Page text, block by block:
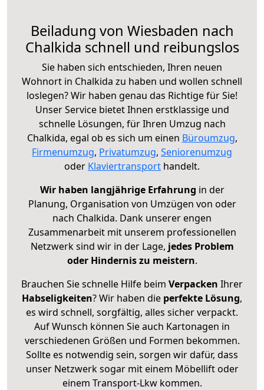
Beiladung von Wiesbaden nach
Chalkida schnell und reibungslos
Sie haben sich entschieden, Ihren neuen
Wohnort in Chalkida zu haben und wollen schnell
loslegen? Wir haben genau das Richtige für Sie!
Unser Service bietet Ihnen erstklassige und
schnelle Lösungen, für Ihren Umzug nach
Chalkida, egal ob es sich um einen Büroumzug,
Firmenumzug, Privatumzug, Seniorenumzug
oder Klaviertransport handelt.
Wir haben langjährige Erfahrung in der
Planung, Organisation von Umzügen von oder
nach Chalkida. Dank unserer engen
Zusammenarbeit mit unserem professionellen
Netzwerk sind wir in der Lage, jedes Problem
oder Hindernis zu meistern.
Brauchen Sie schnelle Hilfe beim Verpacken Ihrer
Habseligkeiten? Wir haben die perfekte Lösung,
es wird schnell, sorgfältig, alles sicher verpackt.
Auf Wunsch können Sie auch Kartonagen in
verschiedenen Größen und Formen bekommen.
Sollte es notwendig sein, sorgen wir dafür, dass
unser Netzwerk sogar mit einem Möbellift oder
einem Transport-Lkw kommen.